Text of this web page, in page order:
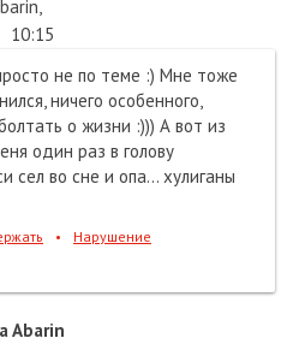
10:15
не по теме :) Мне тоже
ничего особенного,
о жизни :))) А вот из
один раз в голову
сел во сне и опа... хулиганы
• Нарушение
Abarin